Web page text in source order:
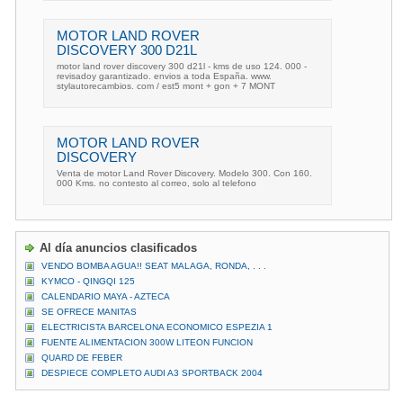
MOTOR LAND ROVER
DISCOVERY 300 D21L
motor land rover discovery 300 d21l - kms de uso 124. 000 -
revisadoy garantizado. envios a toda España. www.
stylautorecambios. com / est5 mont + gon + 7 MONT
MOTOR LAND ROVER
DISCOVERY
Venta de motor Land Rover Discovery. Modelo 300. Con 160.
000 Kms. no contesto al correo, solo al telefono
Al día anuncios clasificados
VENDO BOMBA AGUA!! SEAT MALAGA, RONDA, . . .
KYMCO - QINGQI 125
CALENDARIO MAYA - AZTECA
SE OFRECE MANITAS
ELECTRICISTA BARCELONA ECONOMICO ESPEZIA 1
FUENTE ALIMENTACION 300W LITEON FUNCION
QUARD DE FEBER
DESPIECE COMPLETO AUDI A3 SPORTBACK 2004